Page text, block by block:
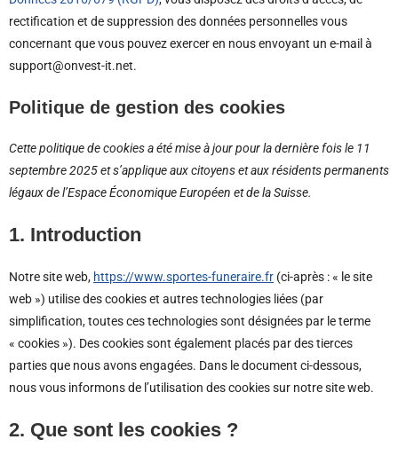
rectification et de suppression des données personnelles vous
concernant que vous pouvez exercer en nous envoyant un e-mail à
support@onvest-it.net.
Politique de gestion des cookies
Cette politique de cookies a été mise à jour pour la dernière fois le 11
septembre 2025 et s’applique aux citoyens et aux résidents permanents
légaux de l’Espace Économique Européen et de la Suisse.
1. Introduction
Notre site web, https://www.sportes-funeraire.fr (ci-après : « le site
web ») utilise des cookies et autres technologies liées (par
simplification, toutes ces technologies sont désignées par le terme
« cookies »). Des cookies sont également placés par des tierces
parties que nous avons engagées. Dans le document ci-dessous,
nous vous informons de l’utilisation des cookies sur notre site web.
2. Que sont les cookies ?